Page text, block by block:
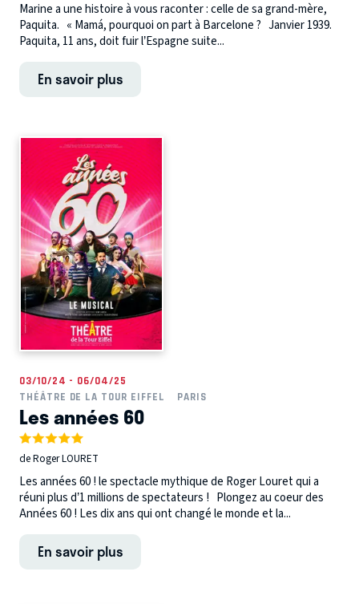
Marine a une histoire à vous raconter : celle de sa grand-mère,
Paquita. « Mamá, pourquoi on part à Barcelone ? Janvier 1939.
Paquita, 11 ans, doit fuir l’Espagne suite...
En savoir plus
03/10/24 - 06/04/25
THÉÂTRE DE LA TOUR EIFFEL
PARIS
Les années 60
de Roger LOURET
Les années 60 ! le spectacle mythique de Roger Louret qui a
réuni plus d’1 millions de spectateurs ! Plongez au coeur des
Années 60 ! Les dix ans qui ont changé le monde et la...
En savoir plus